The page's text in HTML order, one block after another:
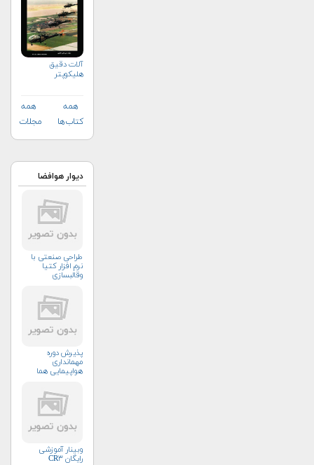
آلات دقيق
هليكوپتر
همه
کتاب‌ها
همه
مجلات
دیوار هوافضا
طراحی صنعتی با
نرم افزار کتیا
وقالبسازی
پذیرش دوره
مهمانداری
هواپیمایی هما
وبینار آموزشی
رایگان CR۳